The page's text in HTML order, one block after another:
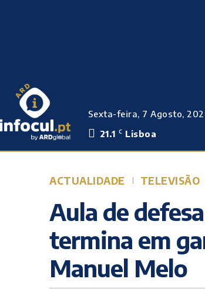
Sexta-feira, 7 Agosto,
21.1 C Lisboa
ACTUALIDADE TELEVISÃO
Aula de defesa
termina em
Manuel Melo